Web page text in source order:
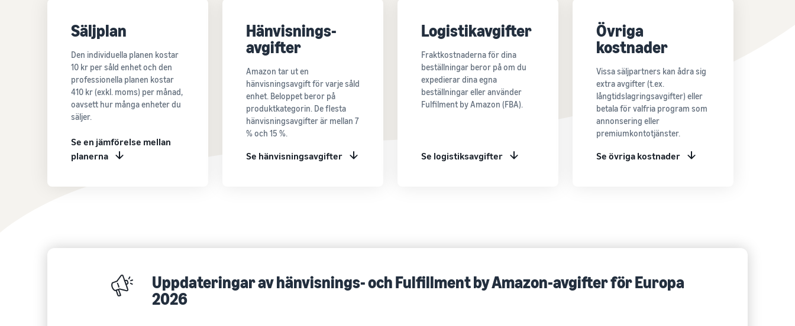
Säljplan
Den individuella planen kostar
10 kr per såld enhet och den
professionella planen kostar
410 kr (exkl. moms) per månad,
oavsett hur många enheter du
säljer.
Se en jämförelse mellan
planerna
Hänvisnings-
avgifter
Amazon tar ut en
hänvisningsavgift för varje såld
enhet. Beloppet beror på
produktkategorin. De flesta
hänvisningsavgifter är mellan 7
% och 15 %.
Se hänvisningsavgifter
Logistikavgifter
Fraktkostnaderna för dina
beställningar beror på om du
expedierar dina egna
beställningar eller använder
Fulfilment by Amazon (FBA).
Se logistiksavgifter
Övriga
kostnader
Vissa säljpartners kan ådra sig
extra avgifter (t.ex.
långtidslagringsavgifter) eller
betala för valfria program som
annonsering eller
premiumkontotjänster.
Se övriga kostnader
Uppdateringar av hänvisnings- och Fulfillment by Amazon-avgifter för Europa
2026